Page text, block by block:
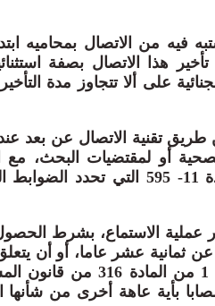
12 من المادة 66-2 تمكين المشتبه فيه من الاتصال
هذا الاتصال بصفة
من قانون المسطرة الجنائية على ألا تتجاوز مدة
المشتبه فيه عن طريق تقنية الاتصال عن بعد
أو لمقتضيات البحث، مع
قواعد القسم الخامس من الكتاب الخامس، خصوصا المادة 11- 595
في حضور عملية الاستماع، بشرط
ثمانية عشر عاما، أو أن يتعلق
بمشتبه فيه من ذوي العاهات وفقا للتحديد الوارد في البند 1 من
بأية عاهة أخرى من شأنها